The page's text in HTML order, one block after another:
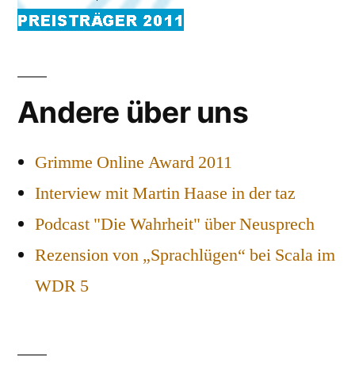
Andere über uns
Grimme Online Award 2011
Interview mit Martin Haase in der taz
Podcast "Die Wahrheit" über Neusprech
Rezension von „Sprachlügen“ bei Scala im
WDR 5